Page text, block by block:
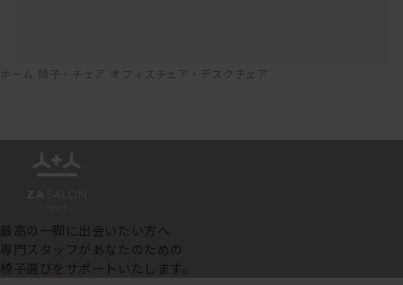
ホーム 椅子・チェア オフィスチェア・デスクチェア
最高の一脚に出会いたい方へ
専門スタッフがあなたのための
椅子選びをサポートいたします。